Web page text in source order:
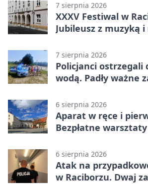
7 sierpnia 2026
XXXV Festiwal w
Jubileusz z muzyką
7 sierpnia 2026
Policjanci ostrzegali
wodą. Padły ważne
6 sierpnia 2026
Aparat w ręce i
Bezpłatne
6 sierpnia 2026
Atak na
w Raciborzu. Dwaj